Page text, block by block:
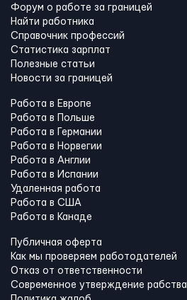
Форум о работе за границей
Найти работника
Справочник профессий
Статистика зарплат
Полезные статьи
Новости за границей
Работа в Европе
Работа в Польше
Работа в Германии
Работа в Норвегии
Работа в Англии
Работа в Испании
Удаленная работа
Работа в США
Работа в Канадe
Публичная оферта
Как мы проверяем работодателей
Отказ от ответственности
Современное утверждение рабства